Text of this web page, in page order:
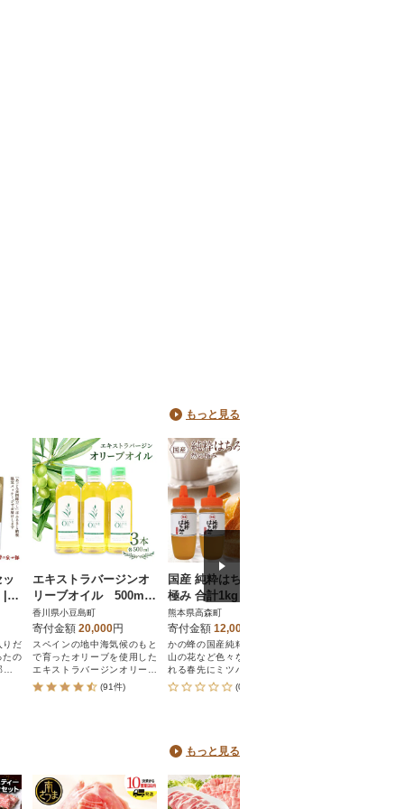
もっと見る
ト
の
りだ
たの
で
エキストラバージンオ
リーブオイル 500ml×
3本
香川県小豆島町
寄付金額 20,000円
スペインの地中海気候のもと
で育ったオリーブを使用した
エキストラバージンオリーブ
オイルです。
(91件)
国産 純粋はちみつ 然の
極み 合計1kg 500g×2
本 セット とんがり容器
ポリ容器(高森町)
熊本県高森町
寄付金額 12,000
かの蜂の国産純粋はちみつは
山の花など色々な花が咲き乱
れる春先にミツバチたちが集
めてきた蜂蜜です。(0件)
もっと見る